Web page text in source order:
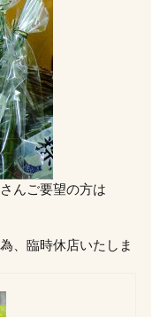
んご要望の方は
、臨時休店いたしま